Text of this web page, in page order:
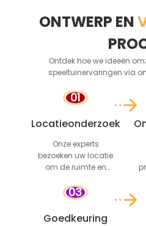
ONTWERP EN
Ontdek hoe we ideeën
speeltuinervaringen via
01
Locatieonderzoek
Onze experts
bezoeken uw locatie
om de ruimte en
03
Goedkeuring